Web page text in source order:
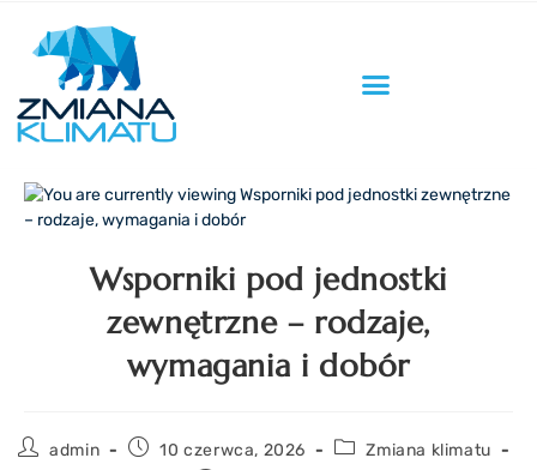
Wsporniki pod jednostki
zewnętrzne – rodzaje,
wymagania i dobór
admin 10 czerwca, 2026
Zmiana klimatu